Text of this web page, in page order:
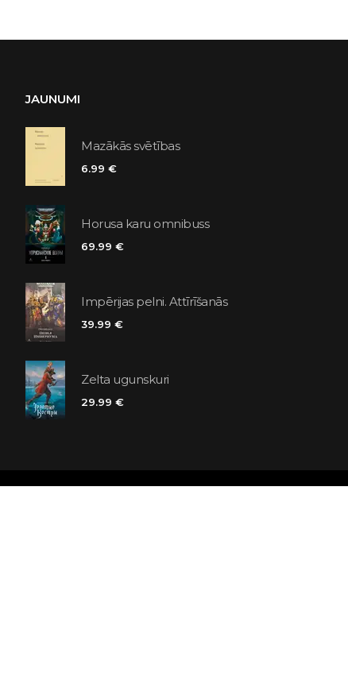
JAUNUMI
Mazākās svētības
6.99 €
Horusa karu omnibuss
69.99 €
Impērijas pelni. Attīrīšanās
39.99 €
Zelta ugunskuri
29.99 €